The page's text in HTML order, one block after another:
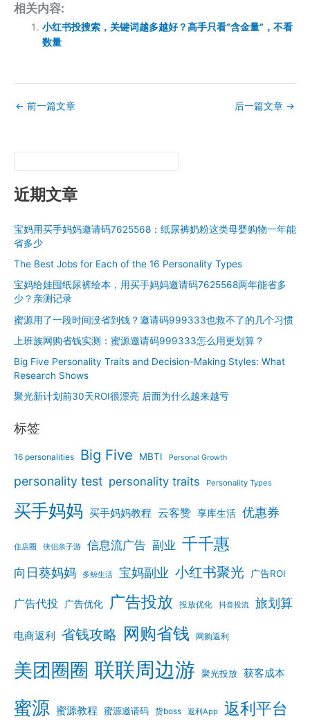
相关内容:
小红书投搜索，关键词越多越好？高手只看“含金量”，不看
数量
← 前一篇文章 后一篇文章 →
近期文章
宝妈用买手妈妈邀请码7625568：纸尿裤奶粉这类母婴购物一年能
省多少
The Best Jobs for Each of the 16 Personality Types
宝妈给娃囤纸尿裤绘本，用买手妈妈邀请码7625568两年能省多
少？亲测记录
蜜源用了一段时间没省到钱？邀请码999333也救不了的几个习惯
上班族网购省钱实测：蜜源邀请码999333怎么用更划算？
Big Five Personality Traits and Decision-Making Styles: What
Research Shows
聚光新计划前30天ROI很漂亮 后面为什么越来越亏
标签
16 personalities Big Five MBTI Personal Growth
personality test personality traits Personality Types
买手妈妈 买手妈妈教程 云客赞 享库生活 优惠券
住店圈 侠侣亲子游 信息流广告 副业 千千惠
向日葵妈妈 多鲸生活 宝妈副业 小红书聚光 广告ROI
广告代投 广告优化 广告投放 投放优化 抖音投流 旅划算
电商返利 省钱攻略 网购省钱 网购返利
美团圈圈 联联周边游 聚光投放 获客成本
蜜源 蜜源教程 蜜源邀请码 货boss 返利App 返利平台